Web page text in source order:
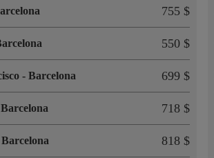
755 $
550 $
- Barcelona 699 $
Barcelona 718 $
Barcelona 818 $